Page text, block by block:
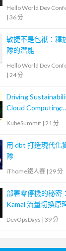
Hello World Dev
| 36 分
敏捷不是包袱：釋
隊的潛能
Hello World Dev
| 24 分
Driving
Cloud Computing:
Energy Monitoring
KubeSummit | 21 分
用 dbt 打造現代化
隊
iThome鐵人賽 | 29 分
部署零停機的秘密：
Kamal 流量切換原
DevOpsDays | 39 分